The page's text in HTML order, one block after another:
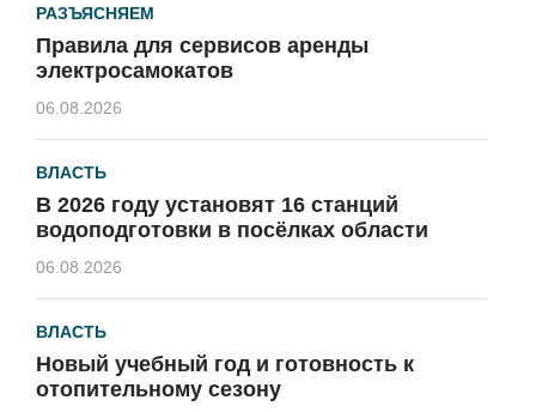
РАЗЪЯСНЯЕМ
Правила для сервисов аренды
электросамокатов
06.08.2026
ВЛАСТЬ
В 2026 году установят 16 станций
водоподготовки в посёлках области
06.08.2026
ВЛАСТЬ
Новый учебный год и готовность к
отопительному сезону